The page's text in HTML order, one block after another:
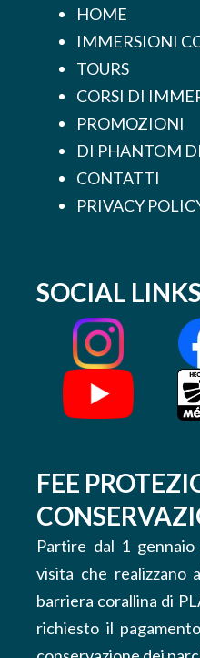
HOME
IMMERSIONI
TOURS
CORSI DI
PROMOZIONI
DI PHANTOM
CONTATTI
PRIVACY
SOCIAL LINKS
FEE
Partire dal 1
visita che realizzano
barriera corallina di
richiesto il